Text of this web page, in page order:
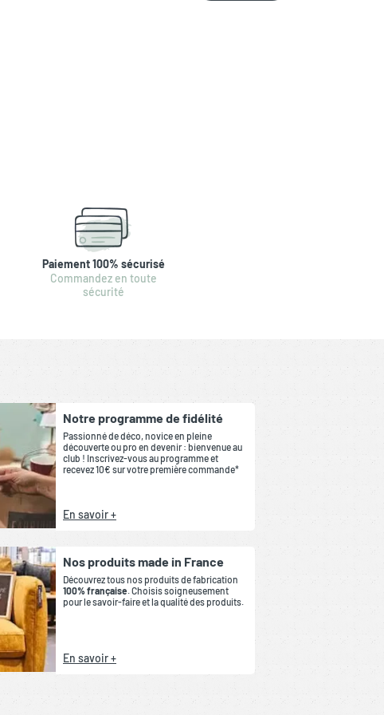
Paiement 100% sécurisé
Commandez en toute
sécurité
Notre programme de fidélité
Passionné de déco, novice en pleine
découverte ou pro en devenir : bienvenue au
club ! Inscrivez-vous au programme et
recevez 10€ sur votre première commande*
En savoir +
Nos produits made in France
Découvrez tous nos produits de fabrication
100% française. Choisis soigneusement
pour le savoir-faire et la qualité des produits.
En savoir +